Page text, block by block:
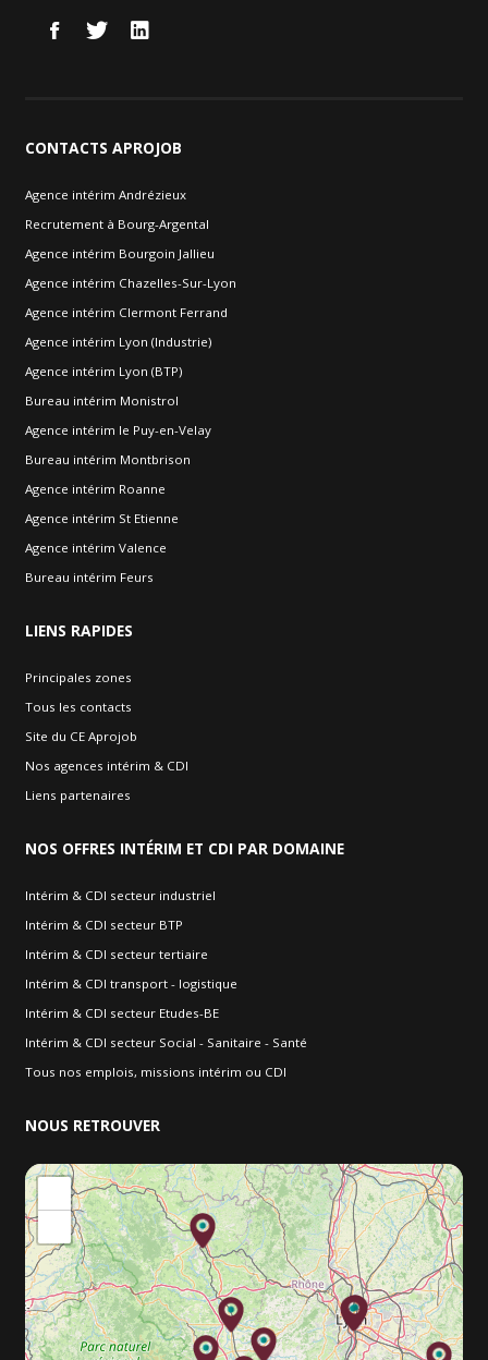
CONTACTS APROJOB
Agence intérim Andrézieux
Recrutement à Bourg-Argental
Agence intérim Bourgoin Jallieu
Agence intérim Chazelles-Sur-Lyon
Agence intérim Clermont Ferrand
Agence intérim Lyon (Industrie)
Agence intérim Lyon (BTP)
Bureau intérim Monistrol
Agence intérim le Puy-en-Velay
Bureau intérim Montbrison
Agence intérim Roanne
Agence intérim St Etienne
Agence intérim Valence
Bureau intérim Feurs
LIENS RAPIDES
Principales zones
Tous les contacts
Site du CE Aprojob
Nos agences intérim & CDI
Liens partenaires
NOS OFFRES INTÉRIM ET CDI PAR DOMAINE
Intérim & CDI secteur industriel
Intérim & CDI secteur BTP
Intérim & CDI secteur tertiaire
Intérim & CDI transport - logistique
Intérim & CDI secteur Etudes-BE
Intérim & CDI secteur Social - Sanitaire - Santé
Tous nos emplois, missions intérim ou CDI
NOUS RETROUVER